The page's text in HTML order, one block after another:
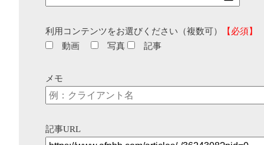
利用コンテンツをお選びください（複数可）
【必須】
動画
写真 記事
メモ
記事URL